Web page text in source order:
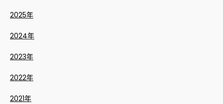
2025年
2024年
2023年
2022年
2021年